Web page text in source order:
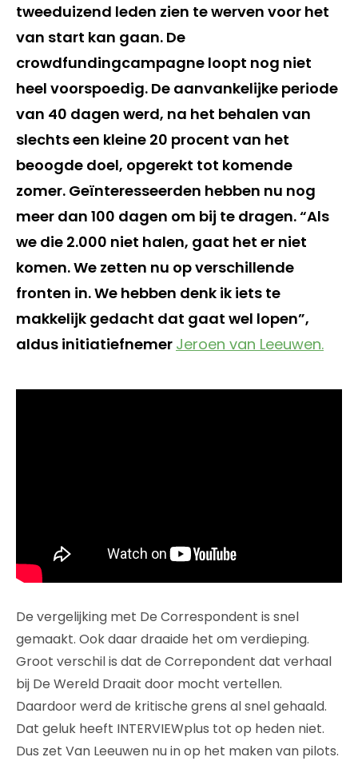
tweeduizend leden zien te werven voor het
van start kan gaan. De
crowdfundingcampagne loopt nog niet
heel voorspoedig. De aanvankelijke periode
van 40 dagen werd, na het behalen van
slechts een kleine 20 procent van het
beoogde doel, opgerekt tot komende
zomer. Geïnteresseerden hebben nu nog
meer dan 100 dagen om bij te dragen. “Als
we die 2.000 niet halen, gaat het er niet
komen. We zetten nu op verschillende
fronten in. We hebben denk ik iets te
makkelijk gedacht dat gaat wel lopen”,
aldus initiatiefnemer Jeroen van Leeuwen.
De vergelijking met De Correspondent is snel
gemaakt. Ook daar draaide het om verdieping.
Groot verschil is dat de Correpondent dat verhaal
bij De Wereld Draait door mocht vertellen.
Daardoor werd de kritische grens al snel gehaald.
Dat geluk heeft INTERVIEWplus tot op heden niet.
Dus zet Van Leeuwen nu in op het maken van pilots.